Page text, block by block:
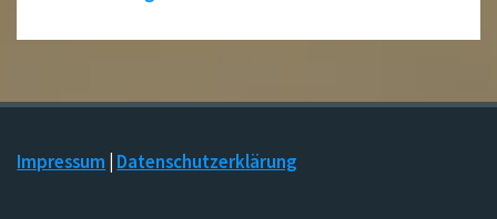
Impressum Datenschutzerklärung